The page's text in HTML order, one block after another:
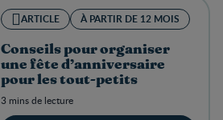
ARTICLE À PARTIR DE 12 MOIS
Conseils pour organiser
une fête d’anniversaire
pour les tout-petits
3 mins de lecture